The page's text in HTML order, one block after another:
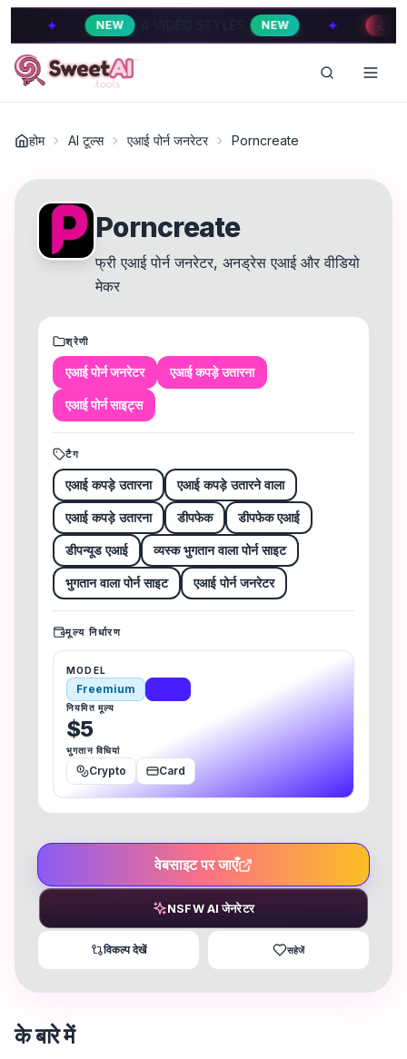
4 VIDEO STYLES HOT 4 VIDEO
होम AI टूल्स एआई पोर्न जनरेटर Porncreate
Porncreate
फ्री एआई पोर्न जनरेटर, अनड्रेस एआई और वीडियो
मेकर
श्रेणी
एआई पोर्न जनरेटर एआई कपड़े उतारना
एआई पोर्न साइट्स
टैग
एआई कपड़े उतारना एआई कपड़े उतारने वाला
एआई कपड़े उतारना डीपफेक डीपफेक एआई
डीपन्यूड एआई व्यस्क भुगतान वाला पोर्न साइट
भुगतान वाला पोर्न साइट एआई पोर्न जनरेटर
मूल्य निर्धारण
MODEL
Freemium
नियमित मूल्य
$5
भुगतान विधियां
Crypto Card
वेबसाइट पर जाएँ
NSFW AI जेनरेटर
विकल्प देखें सहेजें
के बारे में